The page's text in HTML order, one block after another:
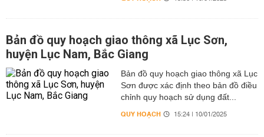
Bản đồ quy hoạch giao thông xã Lục Sơn,
huyện Lục Nam, Bắc Giang
Bản đồ quy hoạch giao thông xã Lục
Sơn được xác định theo bản đồ điều
chỉnh quy hoạch sử dụng đất...
QUY HOẠCH 15:24 | 10/01/2025